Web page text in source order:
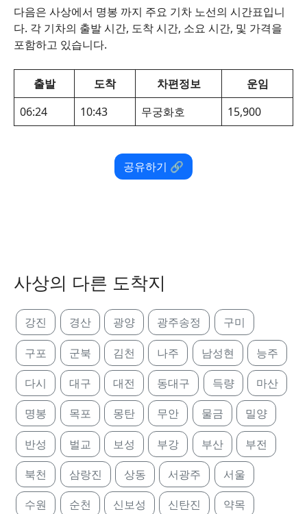
다음은 사상에서 명봉 까지 주요 기차 노선의 시간표입니
다. 각 기차의 출발 시간, 도착 시간, 소요 시간, 및 가격을
포함하고 있습니다.
출발 도착 차편정보
운임
06:24
10:43 무궁화호 15,900
공유하기 🔗
사상의 다른 도착지
강진 경산 광양 광주송정 구미
구포 군북 김천 나주 남성현 능주
다시 대구 대전 동대구 득량 마산
명봉 목포 몽탄 무안 물금 밀양
반성 벌교 보성 부강 부산 부전
북천 삼랑진 상동 서광주 서울
수원 순천 신보성 신탄진 약목